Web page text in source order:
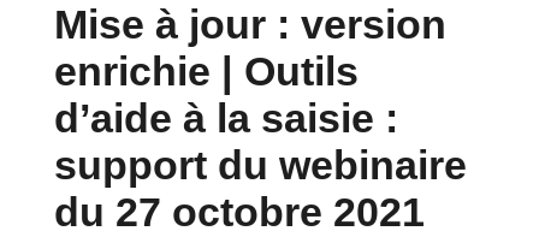
Mise à jour : version
enrichie | Outils
d’aide à la saisie :
support du webinaire
du 27 octobre 2021